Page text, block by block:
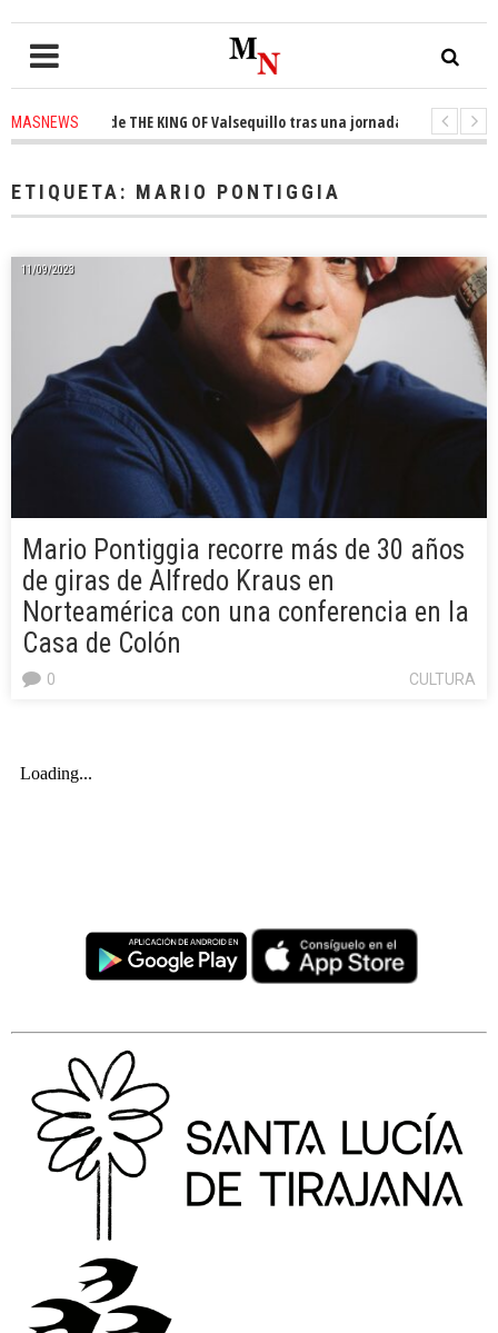
MASNEWS
trono de THE KING OF Valsequillo tras una jornada de baloncesto
ETIQUETA: MARIO PONTIGGIA
11/09/2023
Mario Pontiggia recorre más de 30 años
de giras de Alfredo Kraus en
Norteamérica con una conferencia en la
Casa de Colón
CULTURA
0